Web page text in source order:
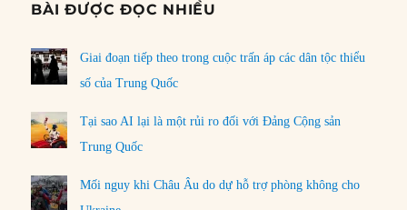
BÀI ĐƯỢC ĐỌC NHIỀU
Giai đoạn tiếp theo trong cuộc trấn áp các dân tộc thiểu
số của Trung Quốc
Tại sao AI lại là một rủi ro đối với Đảng Cộng sản
Trung Quốc
Mối nguy khi Châu Âu do dự hỗ trợ phòng không cho